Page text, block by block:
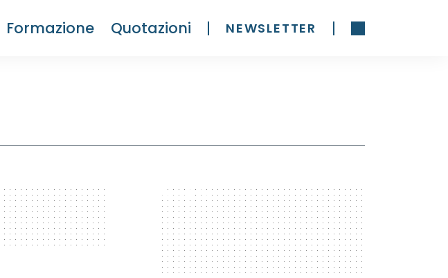
Formazione Quotazioni NEWSLETTER
300 x 600